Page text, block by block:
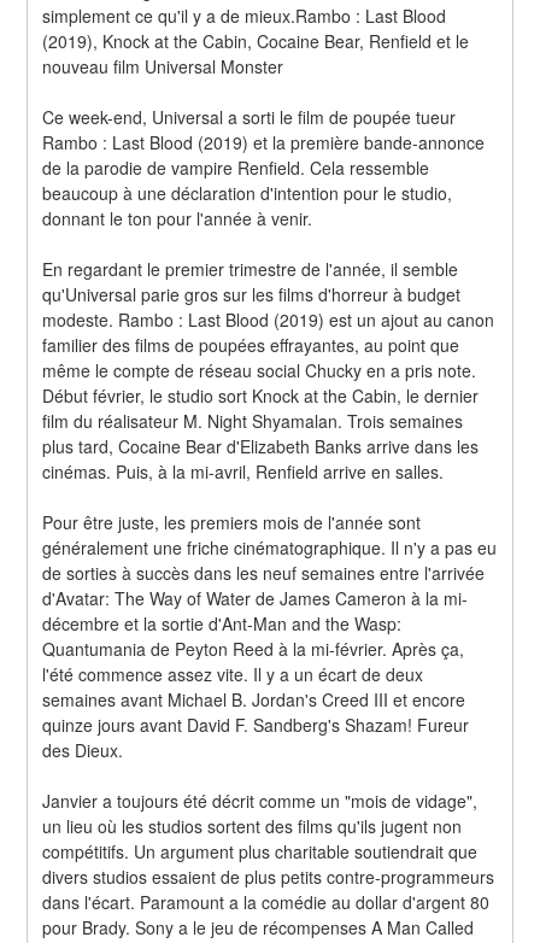
simplement ce qu'il y a de mieux.Rambo : Last Blood
(2019), Knock at the Cabin, Cocaine Bear, Renfield et le
nouveau film Universal Monster
Ce week-end, Universal a sorti le film de poupée tueur
Rambo : Last Blood (2019) et la première bande-annonce
de la parodie de vampire Renfield. Cela ressemble
beaucoup à une déclaration d'intention pour le studio,
donnant le ton pour l'année à venir.
En regardant le premier trimestre de l'année, il semble
qu'Universal parie gros sur les films d'horreur à budget
modeste. Rambo : Last Blood (2019) est un ajout au canon
familier des films de poupées effrayantes, au point que
même le compte de réseau social Chucky en a pris note.
Début février, le studio sort Knock at the Cabin, le dernier
film du réalisateur M. Night Shyamalan. Trois semaines
plus tard, Cocaine Bear d'Elizabeth Banks arrive dans les
cinémas. Puis, à la mi-avril, Renfield arrive en salles.
Pour être juste, les premiers mois de l'année sont
généralement une friche cinématographique. Il n'y a pas eu
de sorties à succès dans les neuf semaines entre l'arrivée
d'Avatar: The Way of Water de James Cameron à la mi-
décembre et la sortie d'Ant-Man and the Wasp:
Quantumania de Peyton Reed à la mi-février. Après ça,
l'été commence assez vite. Il y a un écart de deux
semaines avant Michael B. Jordan's Creed III et encore
quinze jours avant David F. Sandberg's Shazam! Fureur
des Dieux.
Janvier a toujours été décrit comme un "mois de vidage",
un lieu où les studios sortent des films qu'ils jugent non
compétitifs. Un argument plus charitable soutiendrait que
divers studios essaient de plus petits contre-programmeurs
dans l'écart. Paramount a la comédie au dollar d'argent 80
pour Brady. Sony a le jeu de récompenses A Man Called